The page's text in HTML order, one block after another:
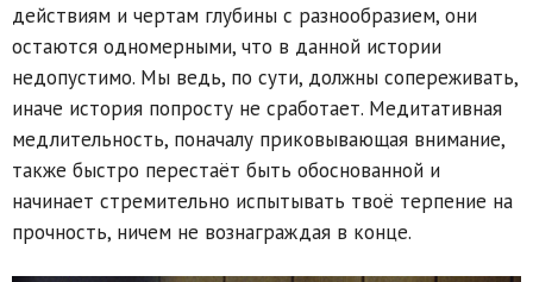
действиям и чертам глубины с разнообразием, они
остаются одномерными, что в данной истории
недопустимо. Мы ведь, по сути, должны сопереживать,
иначе история попросту не сработает. Медитативная
медлительность, поначалу приковывающая внимание,
также быстро перестаёт быть обоснованной и
начинает стремительно испытывать твоё терпение на
прочность, ничем не вознаграждая в конце.